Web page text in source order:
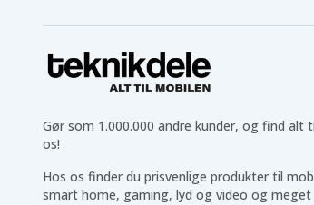
CCDTR305, CCD-TR305,
CCDTR31, CCD-TR31, CCDTR323,
CCDTR33, CCD-TR33, CCD-
CCD-TR333, CCDTR333E, CCD-
CCDTR353, CCDTR353E, CCD-
CCDTR360E, CCDTR370,
CCDTR385E, CCD-TR385E,
CCDTR400, CCD-TR400,
CCD-TR420E, CCDTR424E,
Gør som 1.000.000 andre kunder, og find alt
os!
Hos os finder du prisvenlige produkter til
smart home, gaming, lyd og video og meget